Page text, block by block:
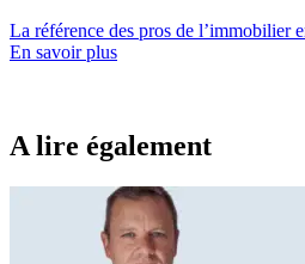
La référence des pros de l’immobilier
En savoir plus
A lire également